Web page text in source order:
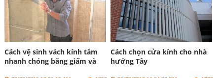
cần căn cứ vào nhiều yếu tố khác
nhau.
tuân thủ nghiêm ngặt các bước thi
công phòng tắm kính chuyên nghiệp.
Cách vệ sinh vách kính tắm
nhanh chóng bằng giấm và
Cách chọn cửa kính cho nhà
hướng Tây